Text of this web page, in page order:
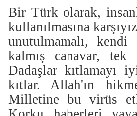
Bir Türk olarak,
kullanılmasına
unutulmamalı, kendi
kalmış canavar, tek
Dadaşlar kıtlamayı
kıtlar. Allah'ın
Milletine bu virüs